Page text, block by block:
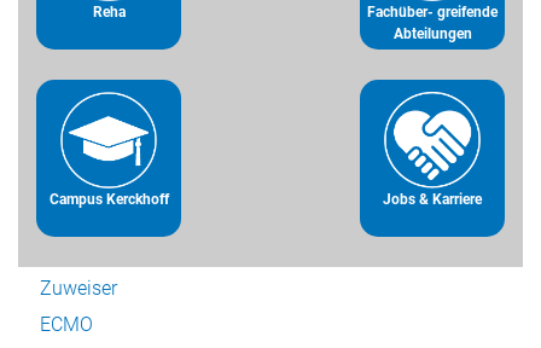
Zuweiser
ECMO
Reha
Fachüber- greifende
Abteilungen
Campus Kerckhoff Jobs & Karriere